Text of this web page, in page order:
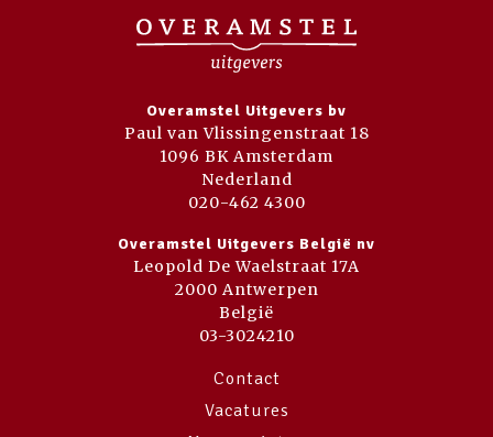
Overamstel Uitgevers bv
Paul van Vlissingenstraat 18
1096 BK Amsterdam
Nederland
020-462 4300
Overamstel Uitgevers België nv
Leopold De Waelstraat 17A
2000 Antwerpen
België
03-3024210
Contact
Vacatures